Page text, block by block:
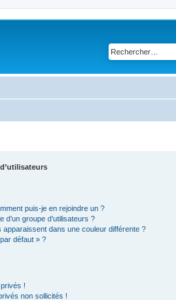
puis-je en rejoindre un ?
groupe d’utilisateurs ?
apparaissent dans une couleur différente ?
défaut » ?
!
non sollicités !